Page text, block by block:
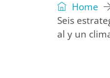
Home
Seis
al y un